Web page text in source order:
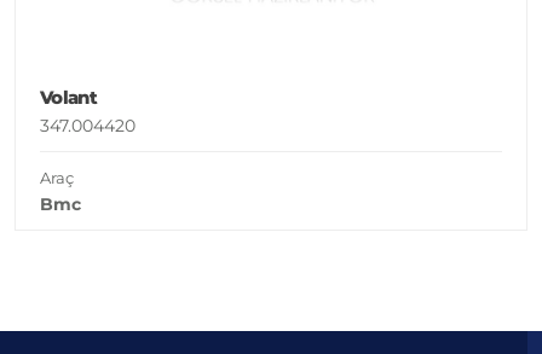
Volant
347.004420
Araç
Bmc